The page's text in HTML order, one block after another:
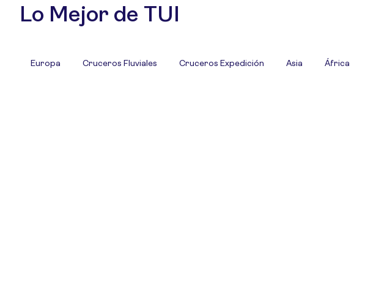
Lo Mejor de TUI
Europa Cruceros Fluviales Cruceros Expedición Asia África